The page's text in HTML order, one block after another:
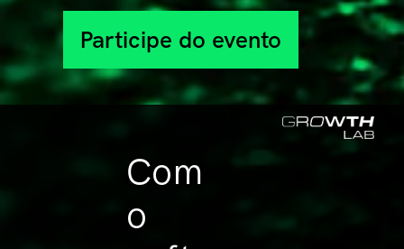
Participe do evento
Com
o